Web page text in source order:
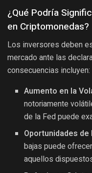
¿Qué Podría
en Criptomonedas?
Los inversores deben
mercado ante las
consecuencias incluyen:
Aumento en la
notoriamente
de la Fed puede
Oportunidades de
bajas puede
aquellos